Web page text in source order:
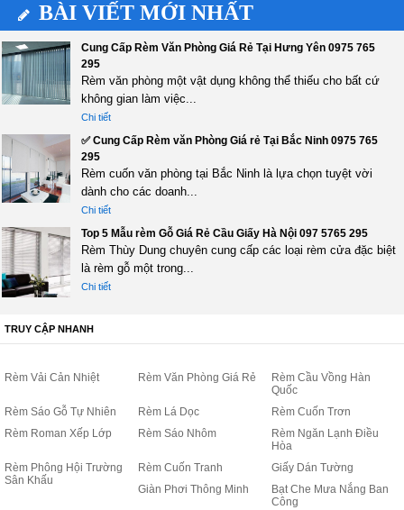
BÀI VIẾT MỚI NHẤT
Cung Cấp Rèm Văn Phòng Giá Rẻ Tại Hưng Yên 0975 765
295
Rèm văn phòng một vật dụng không thể thiếu cho bất cứ
không gian làm việc...
Chi tiết
✅ Cung Cấp Rèm văn Phòng Giá rẻ Tại Bắc Ninh 0975 765
295
Rèm cuốn văn phòng tại Bắc Ninh là lựa chọn tuyệt vời
dành cho các doanh...
Chi tiết
Top 5 Mẫu rèm Gỗ Giá Rẻ Cầu Giấy Hà Nội 097 5765 295
Rèm Thùy Dung chuyên cung cấp các loại rèm cửa đặc biệt
là rèm gỗ một trong...
Chi tiết
TRUY CẬP NHANH
Rèm Vải Cản Nhiệt Rèm Văn Phòng Giá Rẻ
Rèm Cầu Vồng Hàn
Quốc
Rèm Sáo Gỗ Tự Nhiên
Rèm Lá Dọc
Rèm Cuốn Trơn
Rèm Roman Xếp Lớp
Rèm Sáo Nhôm
Rèm Ngăn Lạnh Điều
Hòa
Rèm Phông Hội Trường
Sân Khấu
Rèm Cuốn Tranh
Giấy Dán Tường
Giàn Phơi Thông Minh
Bạt Che Mưa Nắng Ban
Công